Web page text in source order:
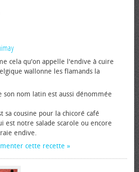
cela qu'on appelle l'endive à cuire
wallonne les flamands la
son nom latin est aussi dénommée
sa cousine pour la chicoré café
est notre salade scarole ou encore
endive.
cette recette